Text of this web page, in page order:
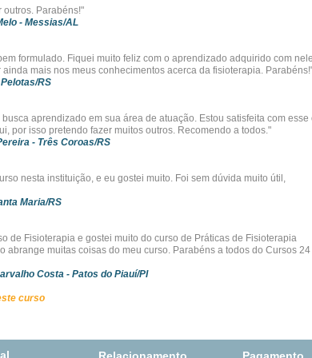
outros. Parabéns!"
- Messias/AL
formulado. Fiquei muito feliz com o aprendizado adquirido com
mais nos meus conhecimentos acerca da fisioterapia.
RS
aprendizado em sua área de atuação. Estou satisfeita com esse
por isso pretendo fazer muitos outros. Recomendo a todos."
- Três Coroas/RS
nesta instituição, e eu gostei muito. Foi sem dúvida muito útil,
Maria/RS
de Fisioterapia e gostei muito do curso de Práticas de Fisioterapia
abrange muitas coisas do meu curso. Parabéns a todos do Cursos 24
Costa - Patos do Piauí/PI
curso